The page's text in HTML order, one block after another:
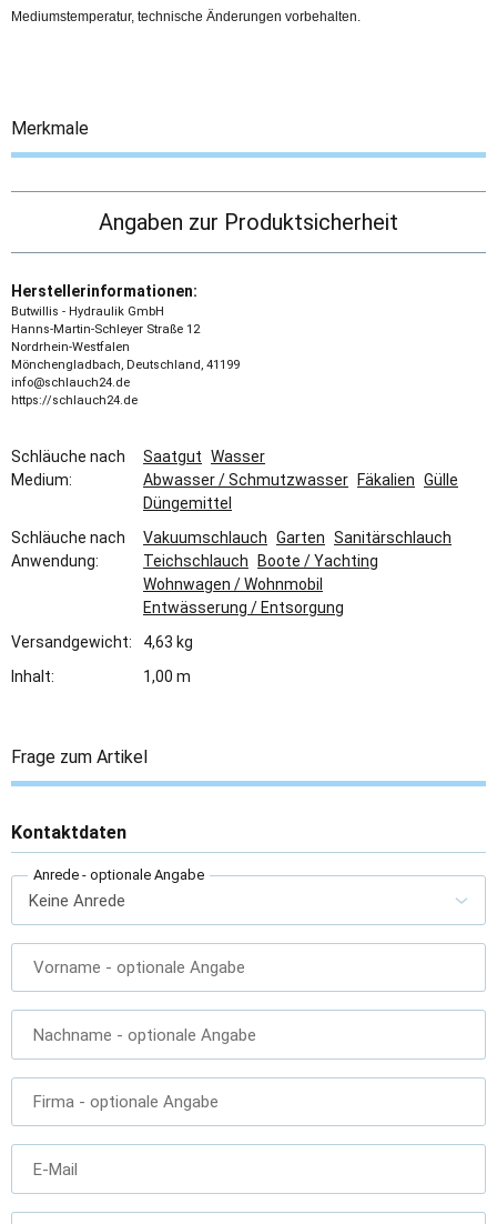
Mediumstemperatur, technische Änderungen vorbehalten.
Merkmale
Angaben zur Produktsicherheit
Herstellerinformationen:
Butwillis - Hydraulik GmbH
Hanns-Martin-Schleyer Straße 12
Nordrhein-Westfalen
Mönchengladbach, Deutschland, 41199
info@schlauch24.de
https://schlauch24.de
Schläuche nach
Medium:
Saatgut Wasser
Abwasser / Schmutzwasser
Fäkalien Gülle
Düngemittel
Schläuche nach
Anwendung:
Vakuumschlauch Garten Sanitärschlauch
Teichschlauch
Boote / Yachting
Wohnwagen / Wohnmobil
Entwässerung / Entsorgung
Versandgewicht:
4,63 kg
Inhalt:
1,00 m
Frage zum Artikel
Kontaktdaten
Anrede - optionale Angabe
Vorname - optionale Angabe
Nachname - optionale Angabe
Firma - optionale Angabe
E-Mail